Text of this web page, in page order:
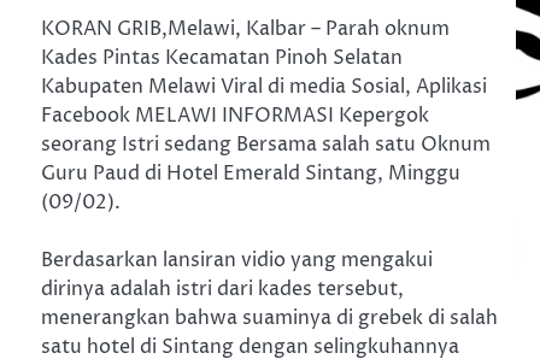
KORAN GRIB,Melawi, Kalbar – Parah oknum
Kades Pintas Kecamatan Pinoh Selatan
Kabupaten Melawi Viral di media Sosial, Aplikasi
Facebook MELAWI INFORMASI Kepergok
seorang Istri sedang Bersama salah satu Oknum
Guru Paud di Hotel Emerald Sintang, Minggu
(09/02).
Berdasarkan lansiran vidio yang mengakui
dirinya adalah istri dari kades tersebut,
menerangkan bahwa suaminya di grebek di salah
satu hotel di Sintang dengan selingkuhannya